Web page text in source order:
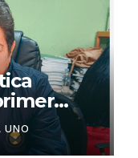
de Keiko
UNO